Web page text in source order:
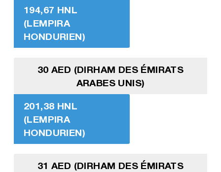
194,67 HNL
(LEMPIRA
HONDURIEN)
30 AED (DIRHAM DES ÉMIRATS
ARABES UNIS)
201,38 HNL
(LEMPIRA
HONDURIEN)
31 AED (DIRHAM DES ÉMIRATS